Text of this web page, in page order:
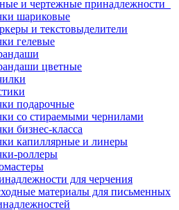
и чертежные принадлежности
шариковые
и текстовыделители
гелевые
цветные
подарочные
со стираемыми чернилами
бизнес-класса
капиллярные и линеры
роллеры
для черчения
материалы для письменных